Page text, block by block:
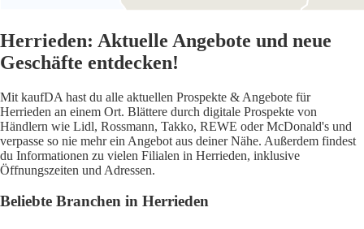
Herrieden: Aktuelle Angebote und neue
Geschäfte entdecken!
Mit kaufDA hast du alle aktuellen Prospekte & Angebote für
Herrieden an einem Ort. Blättere durch digitale Prospekte von
Händlern wie Lidl, Rossmann, Takko, REWE oder McDonald's und
verpasse so nie mehr ein Angebot aus deiner Nähe. Außerdem findest
du Informationen zu vielen Filialen in Herrieden, inklusive
Öffnungszeiten und Adressen.
Beliebte Branchen in Herrieden